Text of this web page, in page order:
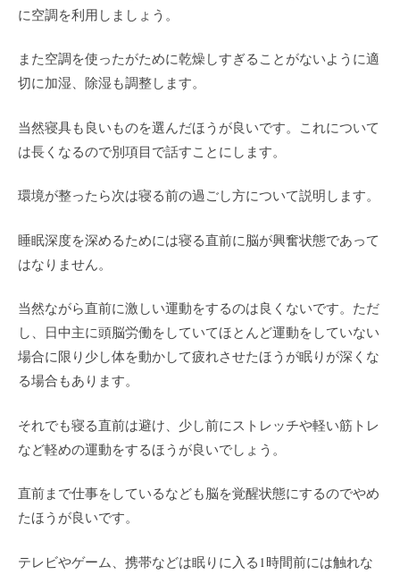
に空調を利用しましょう。
また空調を使ったがために乾燥しすぎることがないように適
切に加湿、除湿も調整します。
当然寝具も良いものを選んだほうが良いです。これについて
は長くなるので別項目で話すことにします。
環境が整ったら次は寝る前の過ごし方について説明します。
睡眠深度を深めるためには寝る直前に脳が興奮状態であって
はなりません。
当然ながら直前に激しい運動をするのは良くないです。ただ
し、日中主に頭脳労働をしていてほとんど運動をしていない
場合に限り少し体を動かして疲れさせたほうが眠りが深くな
る場合もあります。
それでも寝る直前は避け、少し前にストレッチや軽い筋トレ
など軽めの運動をするほうが良いでしょう。
直前まで仕事をしているなども脳を覚醒状態にするのでやめ
たほうが良いです。
テレビやゲーム、携帯などは眠りに入る1時間前には触れな